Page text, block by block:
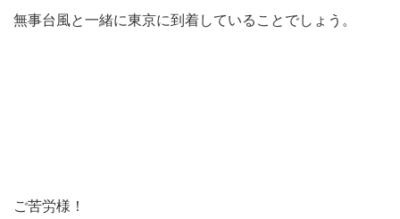
無事台風と一緒に東京に到着していることでしょう。
ご苦労様！